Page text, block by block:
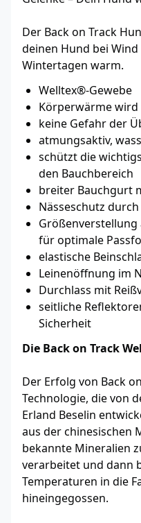
Der Back on Track
deinen Hund bei
Wintertagen warm.
Welltex®-Gewebe
Körperwärme wird
keine Gefahr der
atmungsaktiv,
schützt die
den Bauchbereich
breiter Bauchgurt
Nässeschutz
für optimale
elastische
Leinenöffnung im
Durchlass mit
seitliche
Sicherheit
Die Back on Track
Der Erfolg von Back
Technologie, die von
Erland Beselin
aus der chinesischen
bekannte Mineralien
verarbeitet und dann
Temperaturen in die
hineingegossen.